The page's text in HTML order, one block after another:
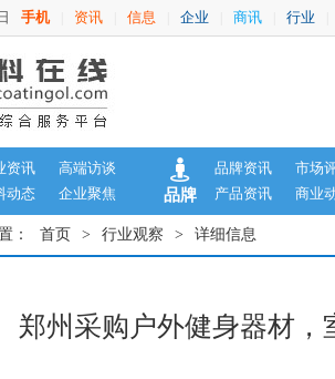
手机 资讯 信息 企业 商讯 行业
资讯
高端访谈
动态
企业聚焦 品牌
品牌资讯
市场
产品资讯
商业
： 首页 > 行业观察 > 详细信息
郑州采购户外健身器材，